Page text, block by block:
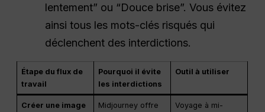
lentement” ou “Douce brise”. Vous évitez
ainsi tous les mots-clés risqués qui
déclenchent des interdictions.
Étape du flux de
travail
Pourquoi il évite
les interdictions
Outil à utiliser
Créer une image
Midjourney offre
Voyage à mi-